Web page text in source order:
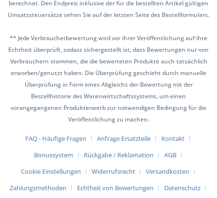
berechnet. Den Endpreis inklusive der für die bestellten Artikel gültigen
Umsatzsteuersätze sehen Sie auf der letzten Seite des Bestellformulars.
** Jede Verbraucherbewertung wird vor ihrer Veröffentlichung auf ihre
Echtheit überprüft, sodass sichergestellt ist, dass Bewertungen nur von
Verbrauchern stammen, die die bewerteten Produkte auch tatsächlich
erworben/genutzt haben. Die Überprüfung geschieht durch manuelle
Überprüfung in Form eines Abgleichs der Bewertung mit der
Bestellhistorie des Warenwirtschaftssystems, um einen
vorangegangenen Produkterwerb zur notwendigen Bedingung für die
Veröffentlichung zu machen.
FAQ - Häufige Fragen Anfrage Ersatzteile
Kontakt
Bonussystem
Rückgabe / Reklamation
AGB
Cookie Einstellungen
Widerrufsrecht
Versandkosten
Zahlungsmethoden
Echtheit von Bewertungen Datenschutz